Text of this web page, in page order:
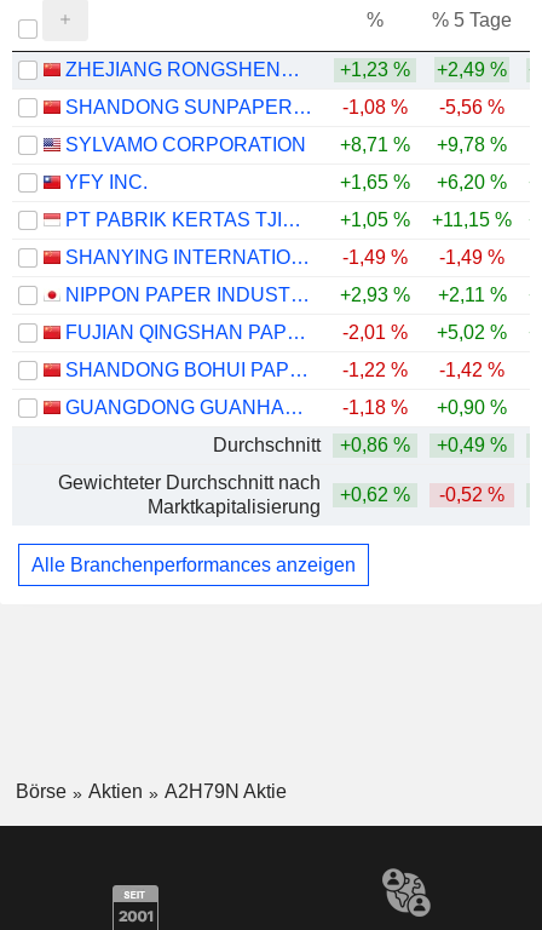
% % 5 Tage
ZHEJIANG RONGSHENG ENVIRONMENTAL PROTECTION PAPER CO., LTD. +1,23 % +2,49 %
SHANDONG SUNPAPER CO., LTD.
-1,08 % -5,56 %
SYLVAMO CORPORATION
+8,71 % +9,78 %
YFY INC.
+1,65 % +6,20 %
PT PABRIK KERTAS TJIWI KIMIA TBK
+1,05 % +11,15 %
SHANYING INTERNATIONAL HOLDINGS CO.,LTD
-1,49 % -1,49 %
NIPPON PAPER INDUSTRIES CO., LTD.
+2,93 % +2,11 %
FUJIAN QINGSHAN PAPER INDUSTRY CO., LTD.
-2,01 % +5,02 %
SHANDONG BOHUI PAPER INDUSTRY CO.,LTD.
-1,22 % -1,42 %
GUANGDONG GUANHAO HIGH-TECH CO., LTD.
-1,18 % +0,90 %
Durchschnitt
+0,86 % +0,49 %
Gewichteter Durchschnitt nach
Marktkapitalisierung
+0,62 % -0,52 %
Alle Branchenperformances anzeigen
Börse Aktien A2H79N Aktie